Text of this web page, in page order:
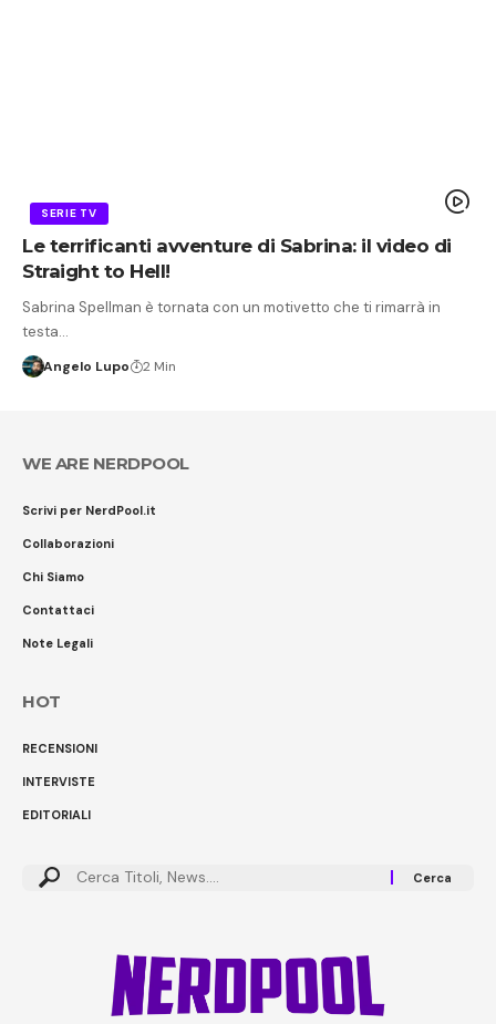
SERIE TV
Le terrificanti avventure di Sabrina: il video di
Straight to Hell!
Sabrina Spellman è tornata con un motivetto che ti rimarrà in
testa…
Angelo Lupo 2 Min
WE ARE NERDPOOL
Scrivi per NerdPool.it
Collaborazioni
Chi Siamo
Contattaci
Note Legali
HOT
RECENSIONI
INTERVISTE
EDITORIALI
Cerca: